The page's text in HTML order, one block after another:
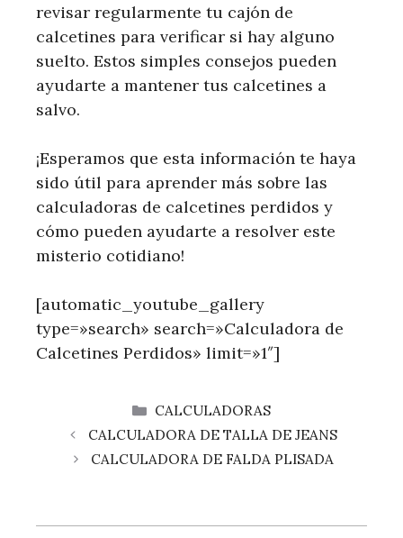
revisar regularmente tu cajón de
calcetines para verificar si hay alguno
suelto. Estos simples consejos pueden
ayudarte a mantener tus calcetines a
salvo.
¡Esperamos que esta información te haya
sido útil para aprender más sobre las
calculadoras de calcetines perdidos y
cómo pueden ayudarte a resolver este
misterio cotidiano!
[automatic_youtube_gallery
type=»search» search=»Calculadora de
Calcetines Perdidos» limit=»1″]
CATEGORÍAS
CALCULADORAS
CALCULADORA DE TALLA DE JEANS
CALCULADORA DE FALDA PLISADA